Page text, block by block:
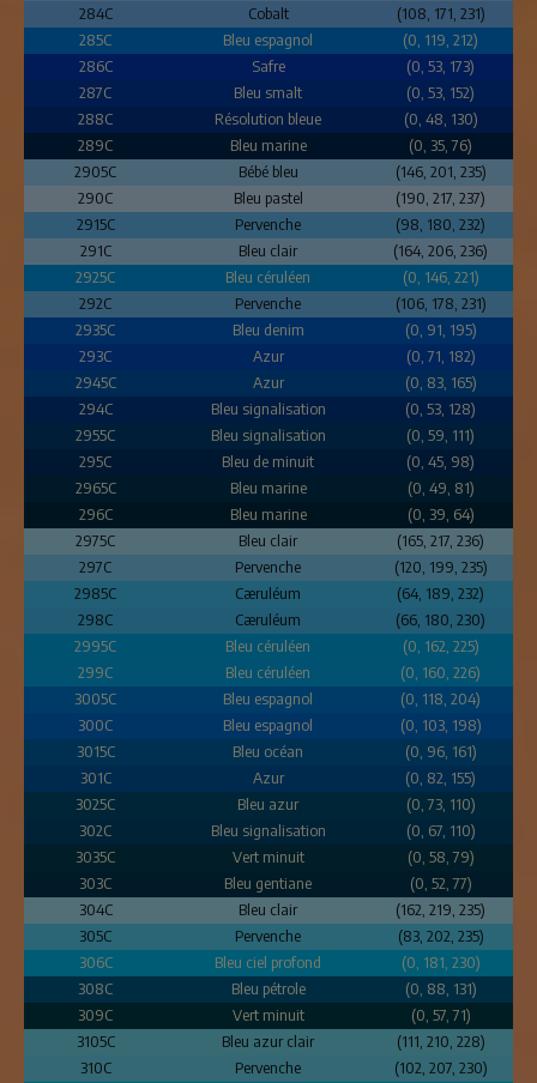
284C Cobalt
(108, 171, 231)
285C
Bleu espagnol
(0, 119, 212)
286C
Safre
(0, 53, 173)
287C
Bleu smalt
(0, 53, 152)
288C
Résolution bleue
(0, 48, 130)
289C
Bleu marine
(0, 35, 76)
2905C
Bébé bleu
(146, 201, 235)
290C
Bleu pastel
(190, 217, 237)
2915C
Pervenche
(98, 180, 232)
291C
Bleu clair
(164, 206, 236)
2925C
Bleu céruléen
(0, 146, 221)
292C
Pervenche
(106, 178, 231)
2935C
Bleu denim
(0, 91, 195)
293C
Azur
(0, 71, 182)
2945C
Azur
(0, 83, 165)
294C
Bleu signalisation
(0, 53, 128)
2955C
Bleu signalisation
(0, 59, 111)
295C
Bleu de minuit
(0, 45, 98)
2965C
Bleu marine
(0, 49, 81)
296C
Bleu marine
(0, 39, 64)
2975C
Bleu clair
(165, 217, 236)
297C
Pervenche
(120, 199, 235)
2985C
Cæruléum
(64, 189, 232)
298C
Cæruléum
(66, 180, 230)
2995C
Bleu céruléen
(0, 162, 225)
299C
Bleu céruléen
(0, 160, 226)
3005C
Bleu espagnol
(0, 118, 204)
300C
Bleu espagnol
(0, 103, 198)
3015C
Bleu océan
(0, 96, 161)
301C
Azur
(0, 82, 155)
3025C
Bleu azur
(0, 73, 110)
302C
Bleu signalisation
(0, 67, 110)
3035C
Vert minuit
(0, 58, 79)
303C
Bleu gentiane
(0, 52, 77)
304C
Bleu clair
(162, 219, 235)
305C
Pervenche
(83, 202, 235)
306C
Bleu ciel profond
(0, 181, 230)
308C
Bleu pétrole
(0, 88, 131)
309C
Vert minuit
(0, 57, 71)
3105C
Bleu azur clair
(111, 210, 228)
310C
Pervenche
(102, 207, 230)